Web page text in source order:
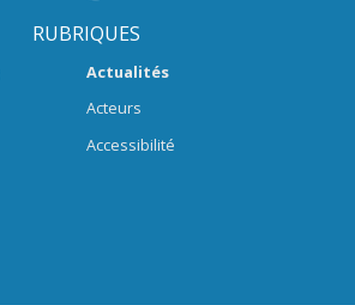
RUBRIQUES
Actualités
Acteurs
Accessibilité